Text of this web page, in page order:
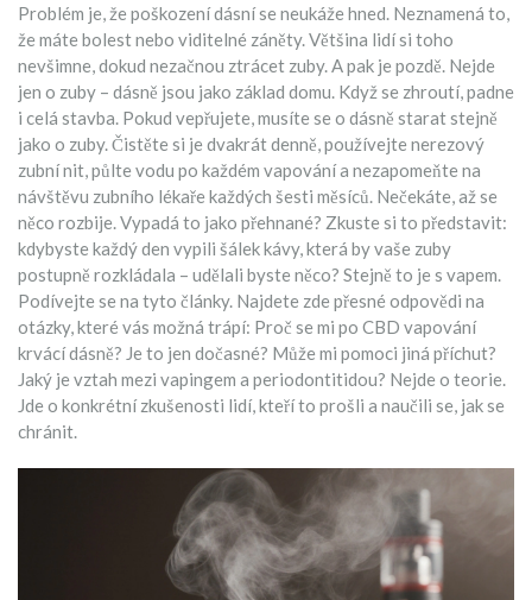
Problém je, že poškození dásní se neukáže hned. Neznamená to,
že máte bolest nebo viditelné záněty. Většina lidí si toho
nevšimne, dokud nezačnou ztrácet zuby. A pak je pozdě. Nejde
jen o zuby – dásně jsou jako základ domu. Když se zhroutí, padne
i celá stavba. Pokud vepřujete, musíte se o dásně starat stejně
jako o zuby. Čistěte si je dvakrát denně, používejte nerezový
zubní nit, půlte vodu po každém vapování a nezapomeňte na
návštěvu zubního lékaře každých šesti měsíců. Nečekáte, až se
něco rozbije. Vypadá to jako přehnané? Zkuste si to představit:
kdybyste každý den vypili šálek kávy, která by vaše zuby
postupně rozkládala – udělali byste něco? Stejně to je s vapem.
Podívejte se na tyto články. Najdete zde přesné odpovědi na
otázky, které vás možná trápí: Proč se mi po CBD vapování
krvácí dásně? Je to jen dočasné? Může mi pomoci jiná příchut?
Jaký je vztah mezi vapingem a periodontitidou? Nejde o teorie.
Jde o konkrétní zkušenosti lidí, kteří to prošli a naučili se, jak se
chránit.